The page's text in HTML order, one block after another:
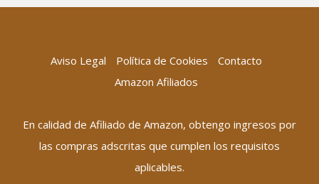
Aviso Legal Política de Cookies
Contacto
Amazon Afiliados
En calidad de Afiliado de Amazon, obtengo ingresos por
las compras adscritas que cumplen los requisitos
aplicables.